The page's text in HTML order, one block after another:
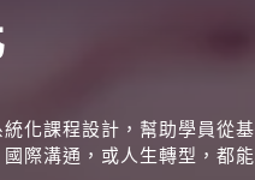
化課程設計，幫助學員從
際溝通，或人生轉型，都能